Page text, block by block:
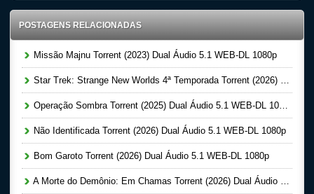
POSTAGENS RELACIONADAS
Missão Majnu Torrent (2023) Dual Áudio 5.1 WEB-DL 1080p
Star Trek: Strange New Worlds 4ª Temporada Torrent (2026) Dual Áudio 5.1 WEB-DL 1080p
Operação Sombra Torrent (2025) Dual Áudio 5.1 WEB-DL 1080p
Não Identificada Torrent (2026) Dual Áudio 5.1 WEB-DL 1080p
Bom Garoto Torrent (2026) Dual Áudio 5.1 WEB-DL 1080p
A Morte do Demônio: Em Chamas Torrent (2026) Dual Áudio WEB-DL 720p | 1080p